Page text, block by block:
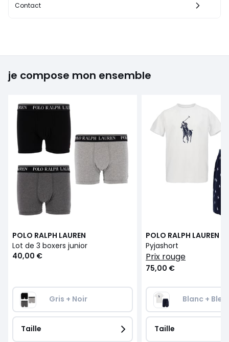
Contact
je compose mon ensemble
POLO RALPH LAUREN
Lot de 3 boxers junior
40,00 €
Gris + Noir
Taille
POLO RALPH LAUREN
Pyjashort
prix rouge
75,00 €
Blanc +
Taille